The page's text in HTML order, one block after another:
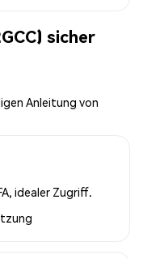
sicher
Anleitung von
idealer Zugriff.